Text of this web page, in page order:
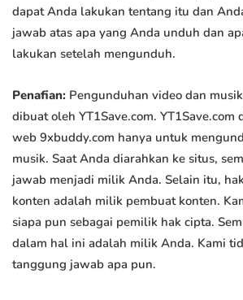
dapat Anda lakukan tentang itu dan
jawab atas apa yang Anda unduh dan
lakukan setelah mengunduh.
Penafian: Pengunduhan video dan
dibuat oleh YT1Save.com.
web 9xbuddy.com hanya untuk
musik. Saat Anda diarahkan ke situs,
jawab menjadi milik Anda. Selain itu,
konten adalah milik pembuat konten.
siapa pun sebagai pemilik hak cipta.
dalam hal ini adalah milik Anda. Kami
tanggung jawab apa pun.